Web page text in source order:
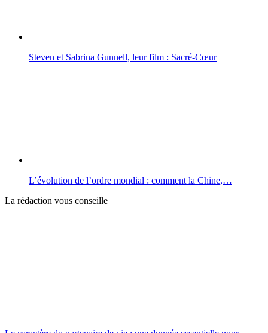
Steven et Sabrina Gunnell, leur film : Sacré-Cœur
L’évolution de l’ordre mondial : comment la Chine,…
La rédaction vous conseille